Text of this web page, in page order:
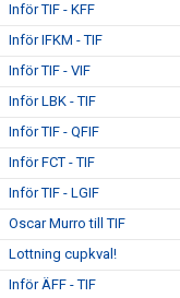
Inför TIF - KFF
Inför IFKM - TIF
Inför TIF - VIF
Inför LBK - TIF
Inför TIF - QFIF
Inför FCT - TIF
Inför TIF - LGIF
Oscar Murro till TIF
Lottning cupkval!
Inför ÄFF - TIF